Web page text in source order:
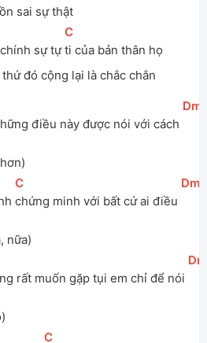
sai sự thật
sự tự
[
C
ti của bản thân họ
đó cộng lại là chắc chắn
điều này được nói với cách
[Dm
[
C
chứng minh với bất cứ ai điều
[Dm
nữa)
rất muốn gặp tụi em chỉ để nói
[Dm
[
C